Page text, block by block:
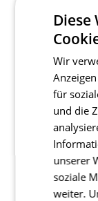
Diese
Wir
für
und die
unserer
soziale
weiter.